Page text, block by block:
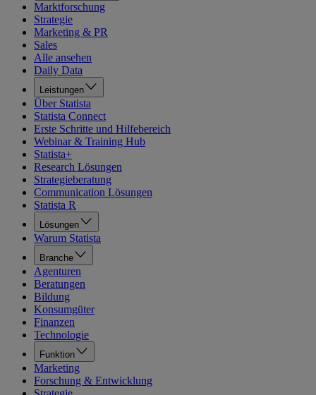
Marktforschung
Strategie
Marketing & PR
Sales
Alle ansehen
Daily Data
Leistungen
Über Statista
Statista Connect
Erste Schritte und Hilfebereich
Webinar & Training Hub
Statista+
Research Lösungen
Strategieberatung
Communication Lösungen
Statista R
Lösungen
Warum Statista
Branche
Agenturen
Beratungen
Bildung
Konsumgüter
Finanzen
Technologie
Funktion
Marketing
Forschung & Entwicklung